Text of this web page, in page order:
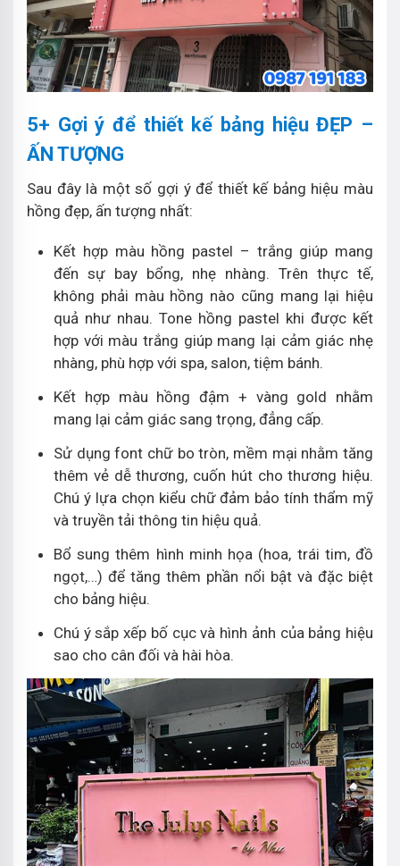
5+ Gợi ý để thiết kế bảng hiệu ĐẸP –
ẤN TƯỢNG
Sau đây là một số gợi ý để thiết kế bảng hiệu màu
hồng đẹp, ấn tượng nhất:
Kết hợp màu hồng pastel – trắng giúp mang
đến sự bay bổng, nhẹ nhàng. Trên thực tế,
không phải màu hồng nào cũng mang lại hiệu
quả như nhau. Tone hồng pastel khi được kết
hợp với màu trắng giúp mang lại cảm giác nhẹ
nhàng, phù hợp với spa, salon, tiệm bánh.
Kết hợp màu hồng đậm + vàng gold nhằm
mang lại cảm giác sang trọng, đẳng cấp.
Sử dụng font chữ bo tròn, mềm mại nhằm tăng
thêm vẻ dễ thương, cuốn hút cho thương hiệu.
Chú ý lựa chọn kiểu chữ đảm bảo tính thẩm mỹ
và truyền tải thông tin hiệu quả.
Bổ sung thêm hình minh họa (hoa, trái tim, đồ
ngọt,…) để tăng thêm phần nổi bật và đặc biệt
cho bảng hiệu.
Chú ý sắp xếp bố cục và hình ảnh của bảng hiệu
sao cho cân đối và hài hòa.